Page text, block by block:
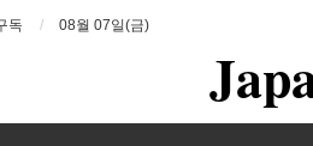
독 08월 07일(금)